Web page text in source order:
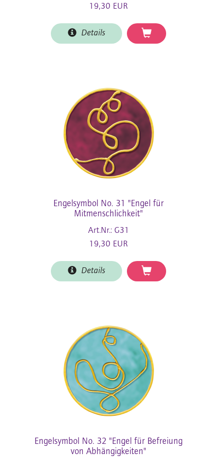
19,30 EUR
Details
Engelsymbol No. 31 "Engel für
Mitmenschlichkeit"
Art.Nr.: G31
19,30 EUR
Details
Engelsymbol No. 32 "Engel für Befreiung
von Abhängigkeiten"